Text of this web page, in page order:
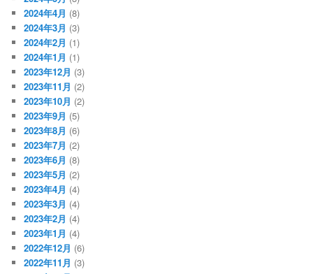
2024年4月 (8)
2024年3月 (3)
2024年2月 (1)
2024年1月 (1)
2023年12月 (3)
2023年11月 (2)
2023年10月 (2)
2023年9月 (5)
2023年8月 (6)
2023年7月 (2)
2023年6月 (8)
2023年5月 (2)
2023年4月 (4)
2023年3月 (4)
2023年2月 (4)
2023年1月 (4)
2022年12月 (6)
2022年11月 (3)